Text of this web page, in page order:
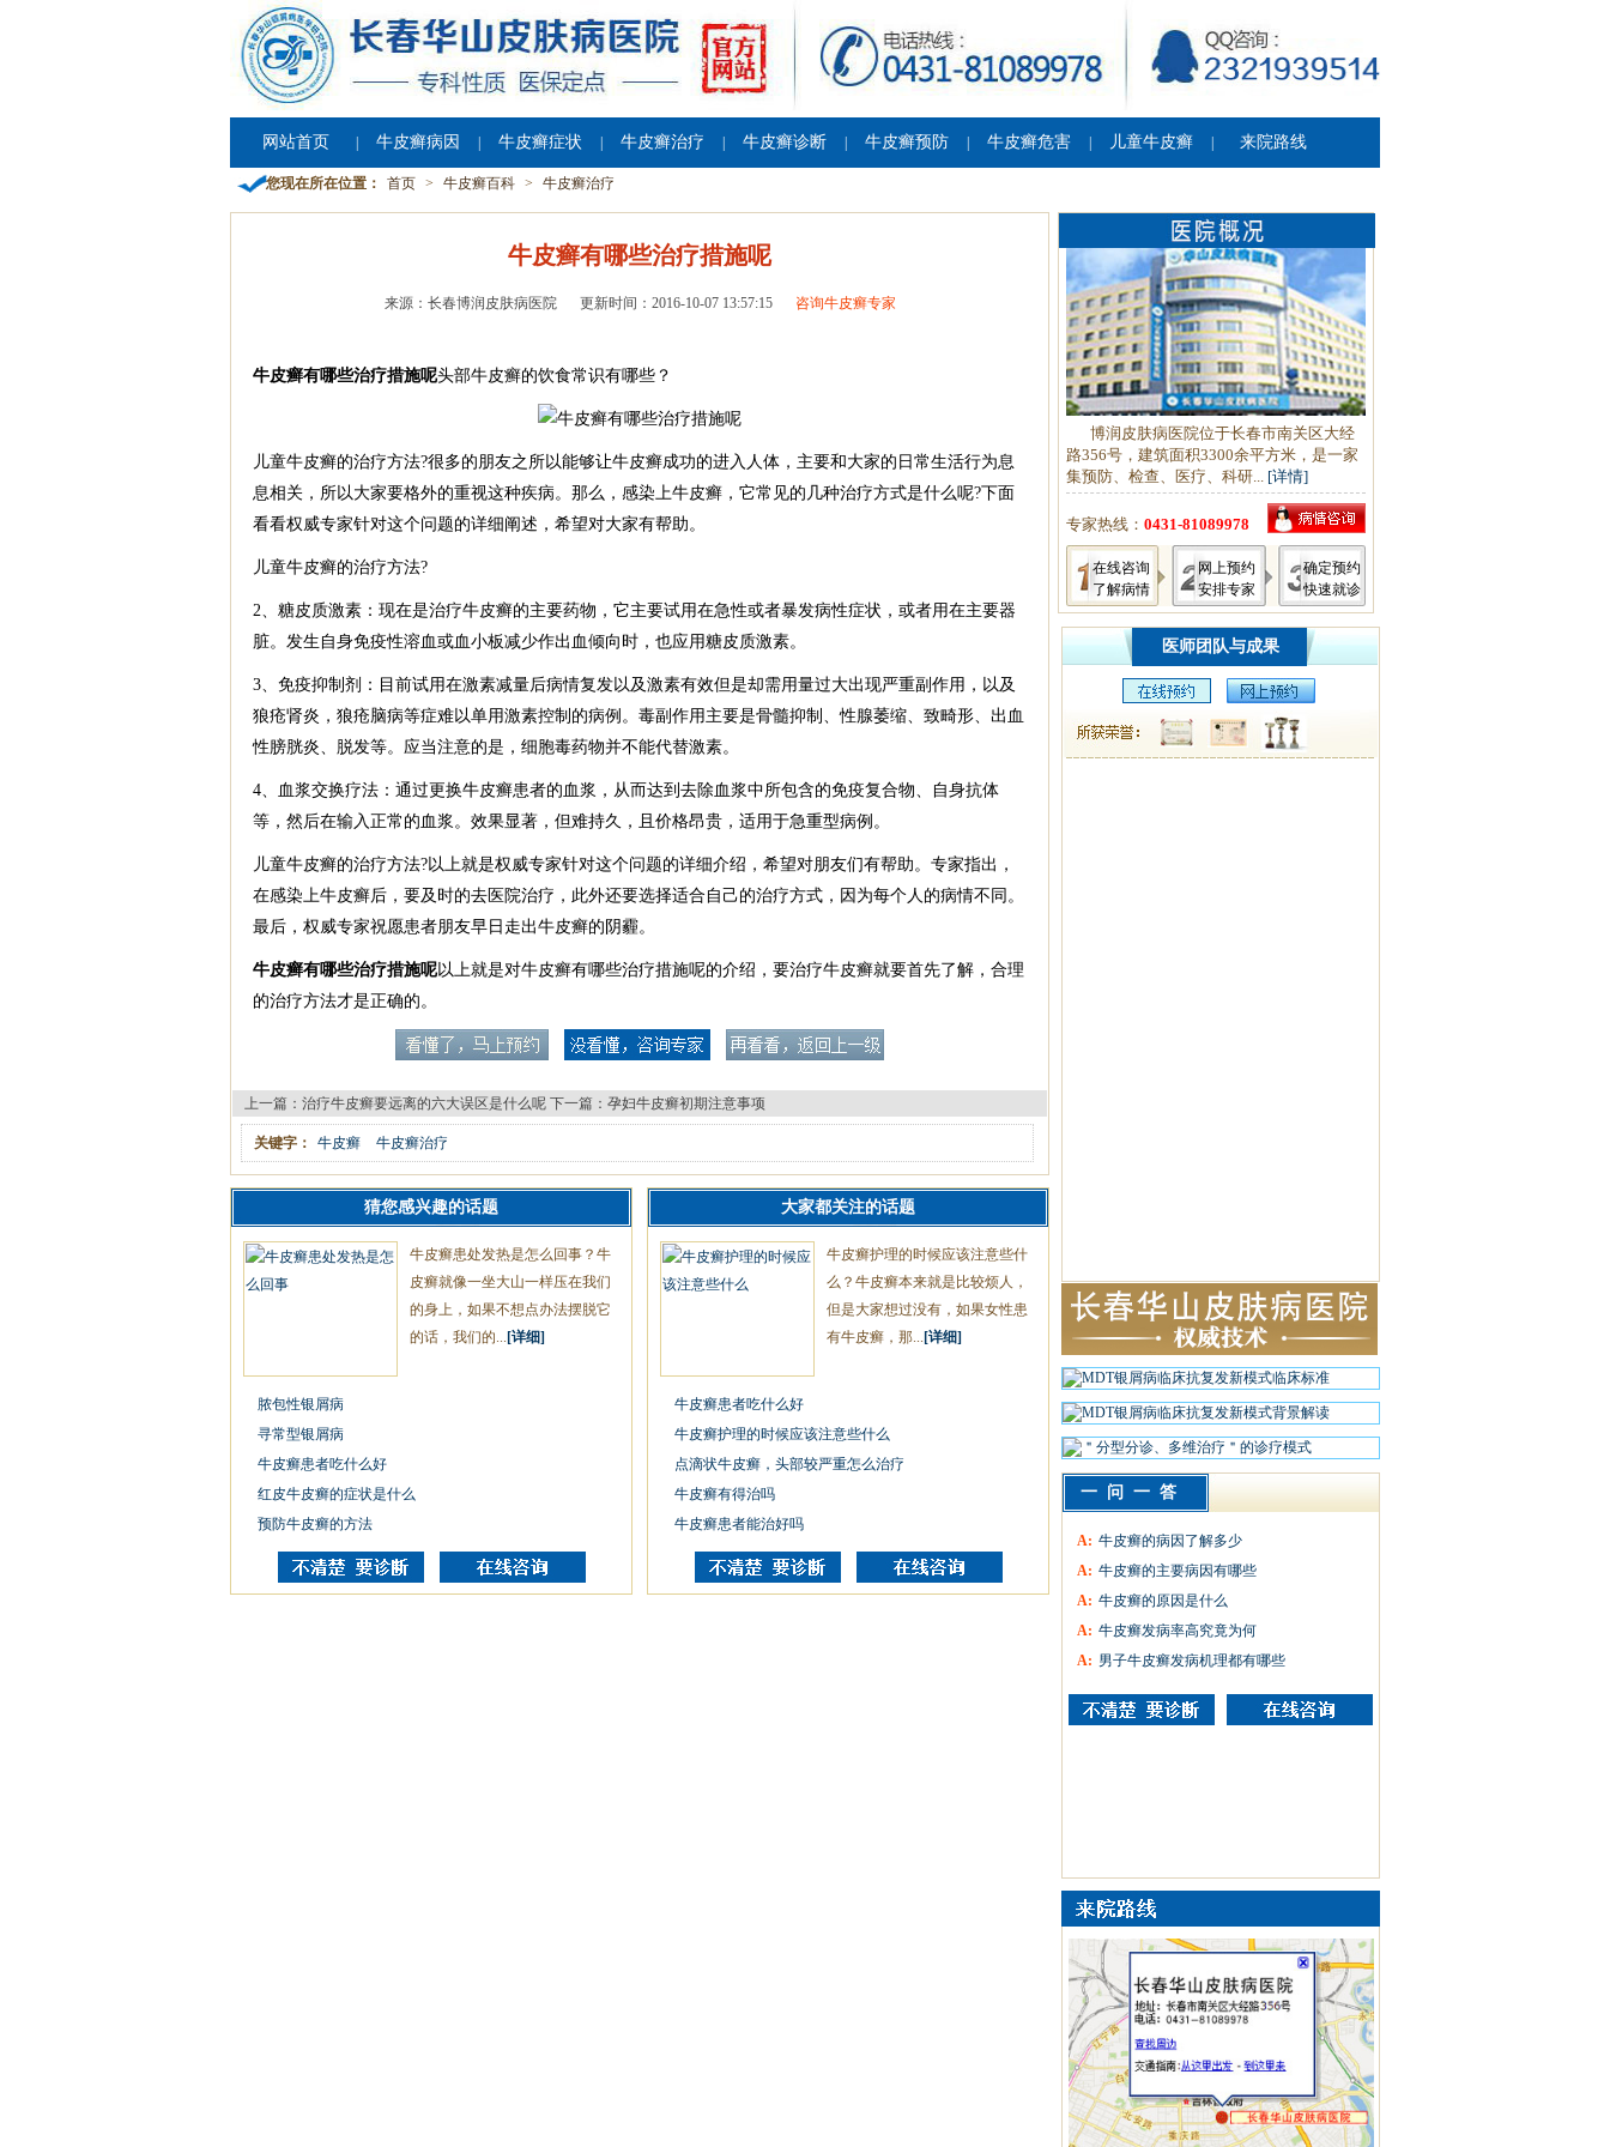
网站首页 牛皮癣病因 牛皮癣症状 牛皮癣治疗 牛皮癣诊断 牛皮癣预防 牛皮癣危害 儿童牛皮癣 来院路线
您现在所在位置： 首页 > 牛皮癣百科 > 牛皮癣治疗
牛皮癣有哪些治疗措施呢
来源：长春博润皮肤病医院 更新时间：2016-10-07 13:57:15 咨询牛皮癣专家
牛皮癣有哪些治疗措施呢头部牛皮癣的饮食常识有哪些？
儿童牛皮癣的治疗方法?很多的朋友之所以能够让牛皮癣成功的进入人体，主要和大家的日常生活行为息
息相关，所以大家要格外的重视这种疾病。那么，感染上牛皮癣，它常见的几种治疗方式是什么呢?下面
看看权威专家针对这个问题的详细阐述，希望对大家有帮助。
儿童牛皮癣的治疗方法?
2、糖皮质激素：现在是治疗牛皮癣的主要药物，它主要试用在急性或者暴发病性症状，或者用在主要器
脏。发生自身免疫性溶血或血小板减少作出血倾向时，也应用糖皮质激素。
3、免疫抑制剂：目前试用在激素减量后病情复发以及激素有效但是却需用量过大出现严重副作用，以及
狼疮肾炎，狼疮脑病等症难以单用激素控制的病例。毒副作用主要是骨髓抑制、性腺萎缩、致畸形、出血
性膀胱炎、脱发等。应当注意的是，细胞毒药物并不能代替激素。
4、血浆交换疗法：通过更换牛皮癣患者的血浆，从而达到去除血浆中所包含的免疫复合物、自身抗体
等，然后在输入正常的血浆。效果显著，但难持久，且价格昂贵，适用于急重型病例。
儿童牛皮癣的治疗方法?以上就是权威专家针对这个问题的详细介绍，希望对朋友们有帮助。专家指出，
在感染上牛皮癣后，要及时的去医院治疗，此外还要选择适合自己的治疗方式，因为每个人的病情不同。
最后，权威专家祝愿患者朋友早日走出牛皮癣的阴霾。
牛皮癣有哪些治疗措施呢以上就是对牛皮癣有哪些治疗措施呢的介绍，要治疗牛皮癣就要首先了解，合理
的治疗方法才是正确的。
上一篇： 治疗牛皮癣要远离的六大误区是什么呢 下一篇： 孕妇牛皮癣初期注意事项
关键字： 牛皮癣 牛皮癣治疗
猜您感兴趣的话题
牛皮癣患处发热是怎么回事？牛
皮癣就像一坐大山一样压在我们
的身上，如果不想点办法摆脱它
的话，我们的... [详细]
脓包性银屑病
寻常型银屑病
牛皮癣患者吃什么好
红皮牛皮癣的症状是什么
预防牛皮癣的方法
大家都关注的话题
牛皮癣护理的时候应该注意些什
么？牛皮癣本来就是比较烦人，
但是大家想过没有，如果女性患
有牛皮癣，那... [详细]
牛皮癣患者吃什么好
牛皮癣护理的时候应该注意些什么
点滴状牛皮癣，头部较严重怎么治疗
牛皮癣有得治吗
牛皮癣患者能治好吗
博润皮肤病医院位于长春市南关区大经
路356号，建筑面积3300余平方米，是一家
集预防、检查、医疗、科研... [详情]
专家热线： 0431-81089978
在线咨询
了解病情
网上预约
安排专家
确定预约
快速就诊
医师团队与成果
一问一答
A: 牛皮癣的病因了解多少
A: 牛皮癣的主要病因有哪些
A: 牛皮癣的原因是什么
A: 牛皮癣发病率高究竟为何
A: 男子牛皮癣发病机理都有哪些